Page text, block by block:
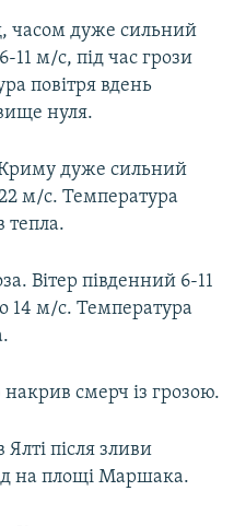
часом дуже сильний
11 м/с, під час грози
повітря вдень
нуля.
дуже сильний
м/с. Температура
тепла.
Вітер південний 6-11
14 м/с. Температура
накрив смерч із грозою.
після зливи
на площі Маршака.